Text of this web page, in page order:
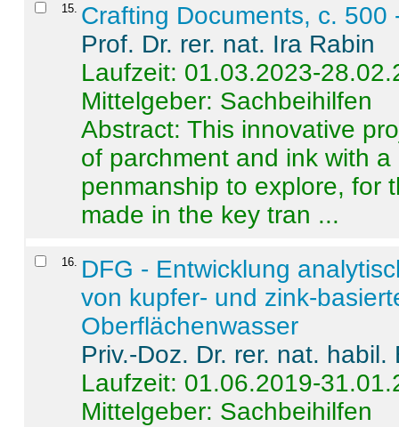
15 Crafting Documents, c. 500
Prof. Dr. rer. nat. Ira Rabin
Laufzeit: 01.03.2023-
Mittelgeber: Sachbeihilfen
Abstract:This innovative
of parchment and ink with
penmanship to explore, for
made in the key tran ...
16
DFG - Entwicklung
von kupfer- und zink-
Oberflächenwasser
Priv.-Doz. Dr. rer. nat.
Laufzeit: 01.06.2019-
Mittelgeber: Sachbeihilfen